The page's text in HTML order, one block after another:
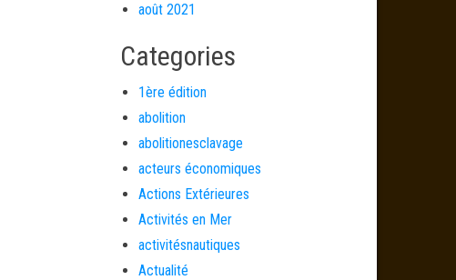
août 2021
Categories
1ère édition
abolition
abolitionesclavage
acteurs économiques
Actions Extérieures
Activités en Mer
activitésnautiques
Actualité